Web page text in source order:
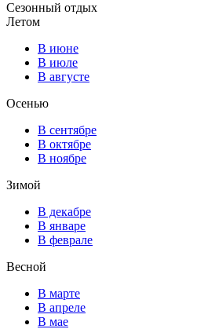
Сезонный отдых
Летом
В июне
В июле
В августе
Осенью
В сентябре
В октябре
В ноябре
Зимой
В декабре
В январе
В феврале
Весной
В марте
В апреле
В мае